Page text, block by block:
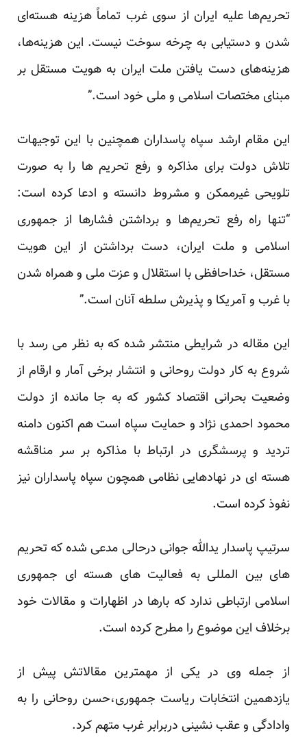
تحریم‌ها علیه ایران از سوی غرب تماماً هزینه هسته‌ای
شدن و دستیابی به چرخه سوخت نیست. این هزینه‌ها،
هزینه‌های دست یافتن ملت ایران به هویت مستقل بر
مبنای مختصات اسلامی و ملی خود است.”
این مقام ارشد سپاه پاسداران همچنین با این توجیهات
تلاش دولت برای مذاکره و رفع تحریم ها را به صورت
تلویحی غیرممکن و مشروط دانسته و ادعا کرده است:
“تنها راه رفع تحریم‌ها و برداشتن فشارها از جمهوری
اسلامی و ملت ایران، دست برداشتن از این هویت
مستقل، خداحافظی با استقلال و عزت ملی و همراه شدن
با غرب و آمریکا و پذیرش سلطه آنان است.”
این مقاله در شرایطی منتشر شده که به نظر می رسد با
شروع به کار دولت روحانی و انتشار برخی آمار و ارقام از
وضعیت بحرانی اقتصاد کشور که به جا مانده از دولت
محمود احمدی نژاد و حمایت سپاه است هم اکنون دامنه
تردید و پرسشگری در ارتباط با مذاکره بر سر مناقشه
هسته ای در نهادهایی نظامی همچون سپاه پاسداران نیز
نفوذ کرده است.
سرتیپ پاسدار یدالله جوانی درحالی مدعی شده که تحریم
های بین المللی به فعالیت های هسته ای جمهوری
اسلامی ارتباطی ندارد که بارها در اظهارات و مقالات خود
برخلاف این موضوع را مطرح کرده است.
از جمله وی در یکی از مهمترین مقالاتش پیش از
یازدهمین انتخابات ریاست جمهوری،حسن روحانی را به
وادادگی و عقب نشینی دربرابر غرب متهم کرد.